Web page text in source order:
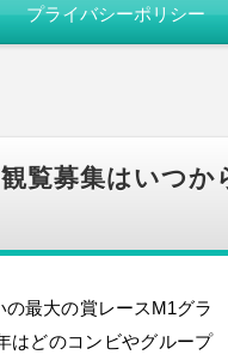
プライバシーポリシー
覧募集はいつか
最大の賞レースM1グラ
はどのコンビやグループ